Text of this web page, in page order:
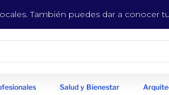
También puedes dar a conocer
Salud y Bienestar